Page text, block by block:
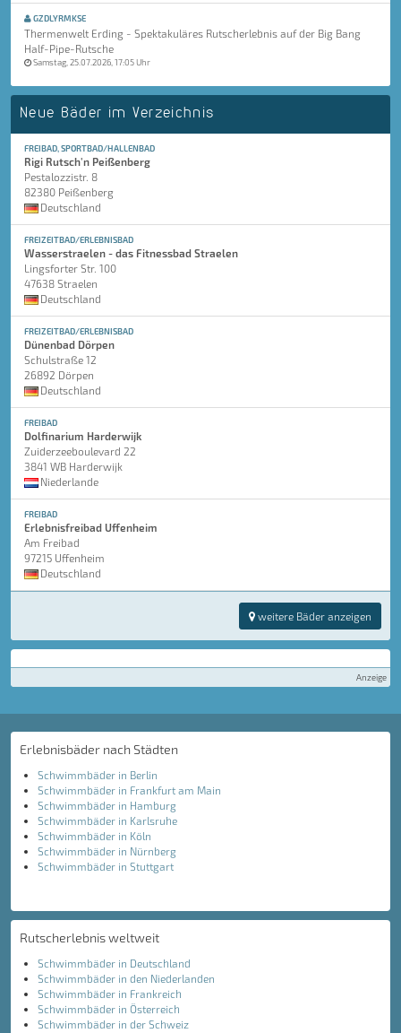
GZDLYRMKSE
Thermenwelt Erding - Spektakuläres Rutscherlebnis auf der Big Bang
Half-Pipe-Rutsche
Samstag, 25.07.2026, 17:05 Uhr
Neue Bäder im Verzeichnis
FREIBAD, SPORTBAD/HALLENBAD
Rigi Rutsch'n Peißenberg
Pestalozzistr. 8
82380 Peißenberg
Deutschland
FREIZEITBAD/ERLEBNISBAD
Wasserstraelen - das Fitnessbad Straelen
Lingsforter Str. 100
47638 Straelen
Deutschland
FREIZEITBAD/ERLEBNISBAD
Dünenbad Dörpen
Schulstraße 12
26892 Dörpen
Deutschland
FREIBAD
Dolfinarium Harderwijk
Zuiderzeeboulevard 22
3841 WB Harderwijk
Niederlande
FREIBAD
Erlebnisfreibad Uffenheim
Am Freibad
97215 Uffenheim
Deutschland
weitere Bäder anzeigen
Anzeige
Erlebnisbäder nach Städten
Schwimmbäder in Berlin
Schwimmbäder in Frankfurt am Main
Schwimmbäder in Hamburg
Schwimmbäder in Karlsruhe
Schwimmbäder in Köln
Schwimmbäder in Nürnberg
Schwimmbäder in Stuttgart
Rutscherlebnis weltweit
Schwimmbäder in Deutschland
Schwimmbäder in den Niederlanden
Schwimmbäder in Frankreich
Schwimmbäder in Österreich
Schwimmbäder in der Schweiz